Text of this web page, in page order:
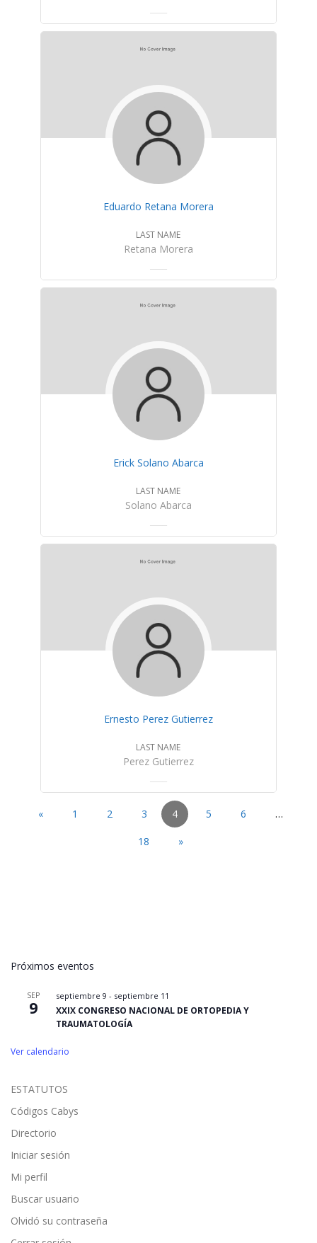
Eduardo Retana Morera
LAST NAME
Retana Morera
Erick Solano Abarca
LAST NAME
Solano Abarca
Ernesto Perez Gutierrez
LAST NAME
Perez Gutierrez
« 1 2 3 4 5 6 …
18 »
Próximos eventos
SEP
9
septiembre 9 - septiembre 11
XXIX CONGRESO NACIONAL DE ORTOPEDIA Y
TRAUMATOLOGÍA
Ver calendario
ESTATUTOS
Códigos Cabys
Directorio
Iniciar sesión
Mi perfil
Buscar usuario
Olvidó su contraseña